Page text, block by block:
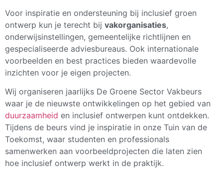
Voor inspiratie en ondersteuning bij inclusief groen
ontwerp kun je terecht bij vakorganisaties,
onderwijsinstellingen, gemeentelijke richtlijnen en
gespecialiseerde adviesbureaus. Ook internationale
voorbeelden en best practices bieden waardevolle
inzichten voor je eigen projecten.
Wij organiseren jaarlijks De Groene Sector Vakbeurs
waar je de nieuwste ontwikkelingen op het gebied van
duurzaamheid en inclusief ontwerpen kunt ontdekken.
Tijdens de beurs vind je inspiratie in onze Tuin van de
Toekomst, waar studenten en professionals
samenwerken aan voorbeeldprojecten die laten zien
hoe inclusief ontwerp werkt in de praktijk.